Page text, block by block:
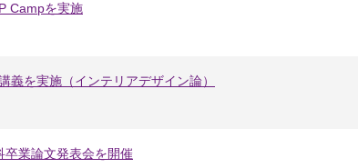
Campを実施
義を実施（インテリアデザイン論）
卒業論文発表会を開催